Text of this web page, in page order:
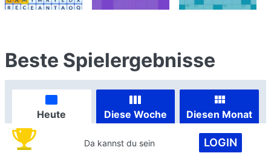
Beste Spielergebnisse
Heute Diese Woche Diesen Monat
Da kannst du sein LOGIN